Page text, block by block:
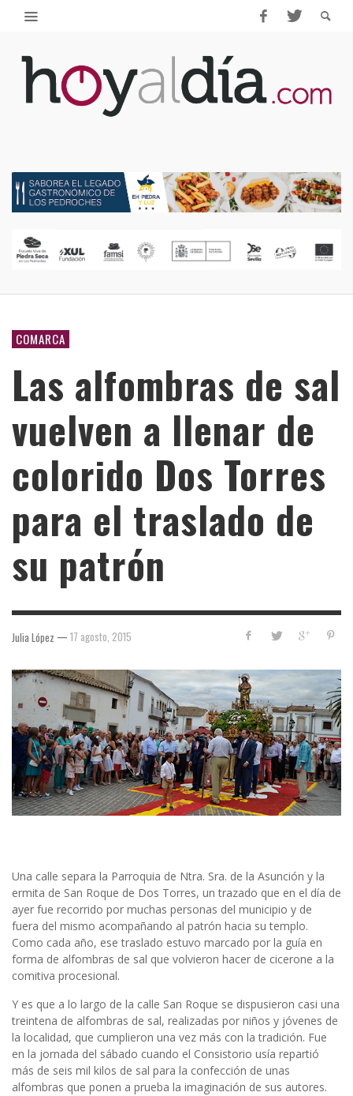
COMARCA
Las alfombras de sal
vuelven a llenar de
colorido Dos Torres
para el traslado de
su patrón
Julia López — 17 agosto, 2015
Una calle separa la Parroquia de Ntra. Sra. de la Asunción y la
ermita de San Roque de Dos Torres, un trazado que en el día de
ayer fue recorrido por muchas personas del municipio y de
fuera del mismo acompañando al patrón hacia su templo.
Como cada año, ese traslado estuvo marcado por la guía en
forma de alfombras de sal que volvieron hacer de cicerone a la
comitiva procesional.
Y es que a lo largo de la calle San Roque se dispusieron casi una
treintena de alfombras de sal, realizadas por niños y jóvenes de
la localidad, que cumplieron una vez más con la tradición. Fue
en la jornada del sábado cuando el Consistorio usía repartió
más de seis mil kilos de sal para la confección de unas
alfombras que ponen a prueba la imaginación de sus autores.